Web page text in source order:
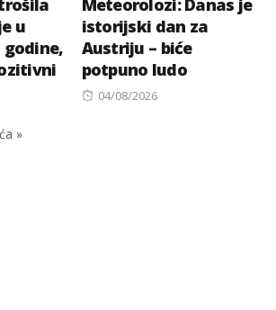
u
Meteorolozi: Danas je
istorijski dan za
Austriju – biće
potpuno ludo
Posted
04/08/2026
»